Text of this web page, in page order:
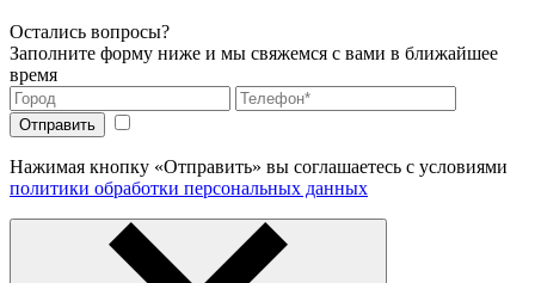
Остались вопросы?
Заполните форму ниже и мы свяжемся с вами в ближайшее
время
Нажимая кнопку «Отправить» вы соглашаетесь с условиями
политики обработки персональных данных